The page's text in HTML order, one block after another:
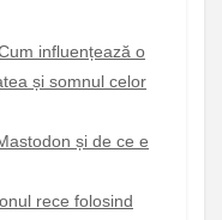
influențează o
și somnul celor
și de ce e
rece folosind